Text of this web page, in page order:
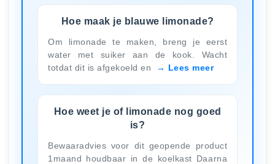
Hoe maak je blauwe limonade?
Om limonade te maken, breng je eerst
water met suiker aan de kook. Wacht
totdat dit is afgekoeld en
Lees meer
Hoe weet je of limonade nog goed
is?
Bewaaradvies voor dit geopende product
1maand houdbaar in de koelkast Daarna